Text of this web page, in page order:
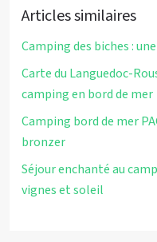
Articles similaires
Camping des biches :
Carte du Languedoc-
camping en bord de mer
Camping bord de mer
bronzer
Séjour enchanté au
vignes et soleil